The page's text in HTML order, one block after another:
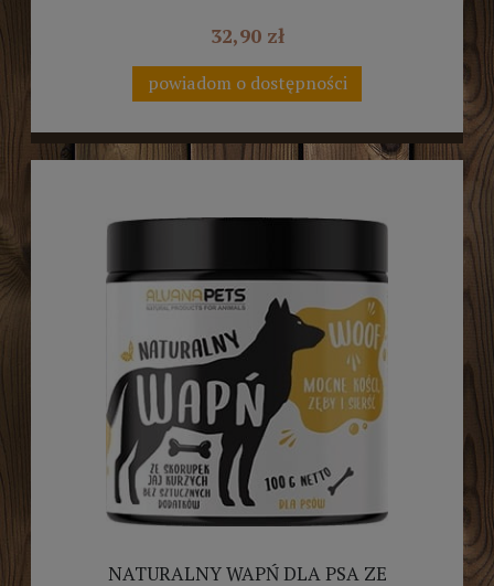
32,90 zł
powiadom o dostępności
NATURALNY WAPŃ DLA PSA ZE